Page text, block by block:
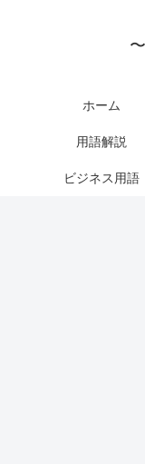
ホーム
用語解説
ビジネス用語